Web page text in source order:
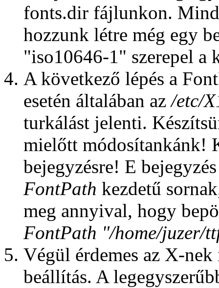
fonts.dir fájlunkon.
hozzunk létre még egy
"iso10646-1" szerepel a
A következő lépés a
esetén általában az/etc/
turkálást jelenti.
mielőtt módosítankánk!
bejegyzésre! E
FontPath kezdetű
meg annyival, hogy
FontPath "/home/juzer/
Végül érdemes az X-
beállítás. A